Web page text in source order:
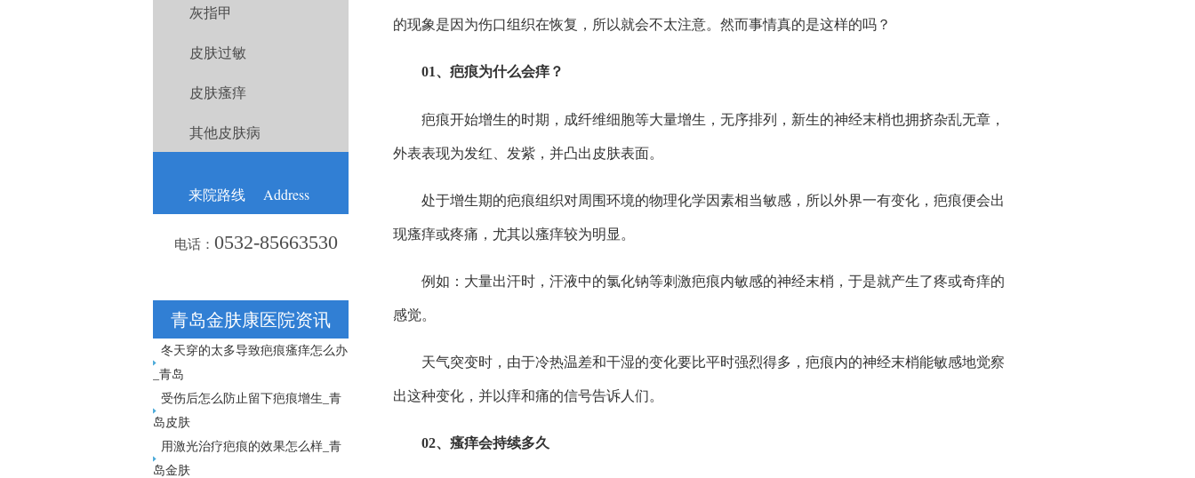
灰指甲
皮肤过敏
皮肤瘙痒
其他皮肤病
来院路线 Address
电话： 0532-85663530
青岛金肤康医院资讯
冬天穿的太多导致疤痕瘙痒怎么办
_青岛
受伤后怎么防止留下疤痕增生_青
岛皮肤
用激光治疗疤痕的效果怎么样_青
岛金肤
的现象是因为伤口组织在恢复，所以就会不太注意。然而事情真的是这样的吗？
01、 疤痕为什么会痒？
疤痕开始增生的时期，成纤维细胞等大量增生，无序排列，新生的神经末梢也拥挤杂乱无章，
外表表现为发红、发紫，并凸出皮肤表面。
处于增生期的疤痕组织对周围环境的物理化学因素相当敏感，所以外界一有变化，疤痕便会出
现瘙痒或疼痛，尤其以瘙痒较为明显。
例如：大量出汗时，汗液中的氯化钠等刺激疤痕内敏感的神经末梢，于是就产生了疼或奇痒的
感觉。
天气突变时，由于冷热温差和干湿的变化要比平时强烈得多，疤痕内的神经末梢能敏感地觉察
出这种变化，并以痒和痛的信号告诉人们。
02、 瘙痒会持续多久